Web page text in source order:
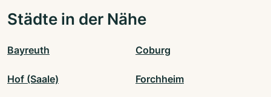
Städte in der Nähe
Bayreuth Coburg
Hof (Saale) Forchheim